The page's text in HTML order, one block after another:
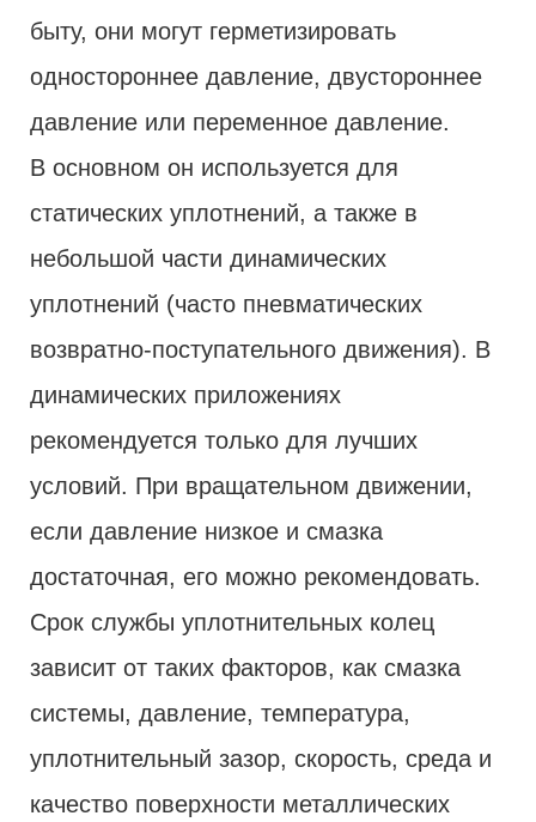
быту, они могут герметизировать
одностороннее давление, двустороннее
давление или переменное давление.
В основном он используется для
статических уплотнений, а также в
небольшой части динамических
уплотнений (часто пневматических
возвратно-поступательного движения). В
динамических приложениях
рекомендуется только для лучших
условий. При вращательном движении,
если давление низкое и смазка
достаточная, его можно рекомендовать.
Срок службы уплотнительных колец
зависит от таких факторов, как смазка
системы, давление, температура,
уплотнительный зазор, скорость, среда и
качество поверхности металлических